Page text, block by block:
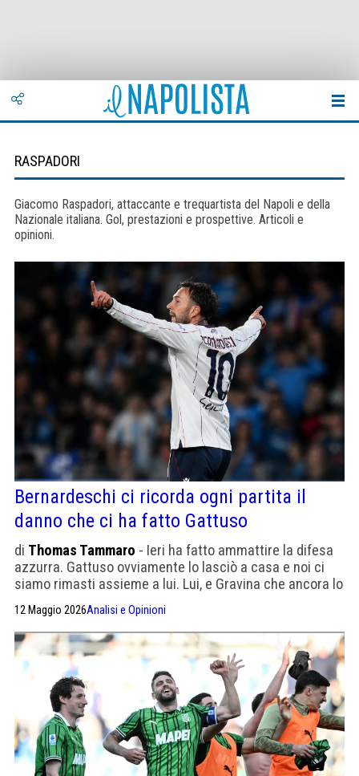
RASPADORI
Giacomo Raspadori, attaccante e trequartista del Napoli e della
Nazionale italiana. Gol, prestazioni e prospettive. Articoli e
opinioni.
Bernardeschi ci ricorda ogni partita il
danno che ci ha fatto Gattuso
di Thomas Tammaro - Ieri ha fatto ammattire la difesa
azzurra. Gattuso ovviamente lo lasciò a casa e noi ci
siamo rimasti assieme a lui. Lui, e Gravina che ancora lo
difende, sono la foto del calcio italiano
12 Maggio 2026Analisi e Opinioni